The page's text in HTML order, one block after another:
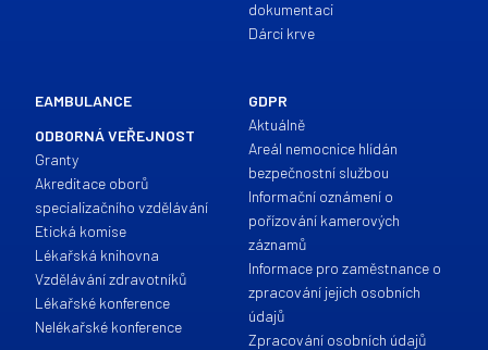
dokumentaci
Dárci krve
EAMBULANCE
ODBORNÁ VEŘEJNOST
Granty
Akreditace oborů
specializačního vzdělávání
Etická komise
Lékařská knihovna
Vzdělávání zdravotníků
Lékařské konference
Nelékařské konference
GDPR
Aktuálně
Areál nemocnice hlídán
bezpečnostní službou
Informační oznámení o
pořízování kamerových
záznamů
Informace pro zaměstnance o
zpracování jejich osobních
údajů
Zpracování osobních údajů